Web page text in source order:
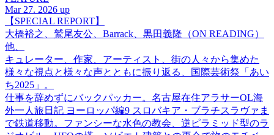
Mar 27. 2026 up
【SPECIAL REPORT】
大橋裕之、鷲尾友公、Barrack、黒田義隆（ON READING）
他、
キュレーター、作家、アーティスト、街の人々から集めた
様々な視点と様々な声とともに振り返る、国際芸術祭「あい
ち2025」。
仕事を辞めずにバックパッカー。名古屋在住アラサーOL海
外一人旅日記 ヨーロッパ編9 スロバキア・ブラチスラヴァま
で鉄道移動。ファンシーな水色の教会、逆ピラミッド型のラ